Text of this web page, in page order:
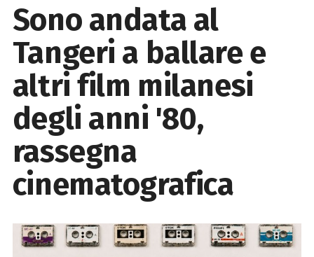
Sono andata al
Tangeri a ballare e
altri film milanesi
degli anni '80,
rassegna
cinematografica